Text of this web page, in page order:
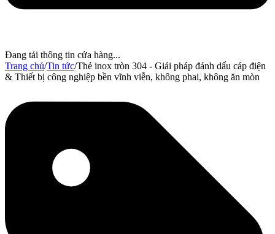
Đang tải thông tin cửa hàng...
Trang chủ/Tin tức/Thẻ inox tròn 304 - Giải pháp đánh dấu cáp điện
& Thiết bị công nghiệp bền vĩnh viễn, không phai, không ăn mòn